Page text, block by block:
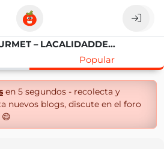
RECETAS GOURMET – LACALIDADDELNORTE
Popular
en 5 segundos - recolecta y
nuevos blogs, discute en el foro